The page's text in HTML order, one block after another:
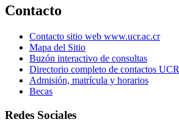
Contacto
Contacto sitio web www.ucr.ac.cr
Mapa del Sitio
Buzón interactivo de consultas
Directorio completo de contactos UCR
Admisión, matrícula y horarios
Becas
Redes Sociales